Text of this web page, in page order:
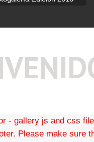
Please make sure
is added to your